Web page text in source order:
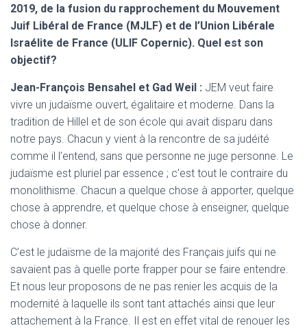
2019, de la fusion du rapprochement du Mouvement
Juif Libéral de France (MJLF) et de l’Union Libérale
Israélite de France (ULIF Copernic). Quel est son
objectif?
Jean-François Bensahel et Gad Weil : JEM veut faire
vivre un judaïsme ouvert, égalitaire et moderne. Dans la
tradition de Hillel et de son école qui avait disparu dans
notre pays. Chacun y vient à la rencontre de sa judéité
comme il l’entend, sans que personne ne juge personne. Le
judaïsme est pluriel par essence ; c’est tout le contraire du
monolithisme. Chacun a quelque chose à apporter, quelque
chose à apprendre, et quelque chose à enseigner, quelque
chose à donner.
C’est le judaïsme de la majorité des Français juifs qui ne
savaient pas à quelle porte frapper pour se faire entendre.
Et nous leur proposons de ne pas renier les acquis de la
modernité à laquelle ils sont tant attachés ainsi que leur
attachement à la France. Il est en effet vital de renouer les